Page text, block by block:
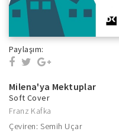
Paylaşım:
Milena'ya Mektuplar
Soft Cover
Franz Kafka
Çeviren: Semih Uçar